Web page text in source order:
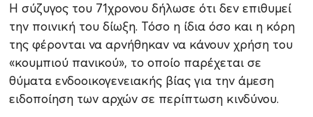
Η σύζυγος του 71χρονου δήλωσε ότι δεν επιθυμεί
την ποινική του δίωξη. Τόσο η ίδια όσο και η κόρη
της φέρονται να αρνήθηκαν να κάνουν χρήση του
«κουμπιού πανικού», το οποίο παρέχεται σε
θύματα ενδοοικογενειακής βίας για την άμεση
ειδοποίηση των αρχών σε περίπτωση κινδύνου.